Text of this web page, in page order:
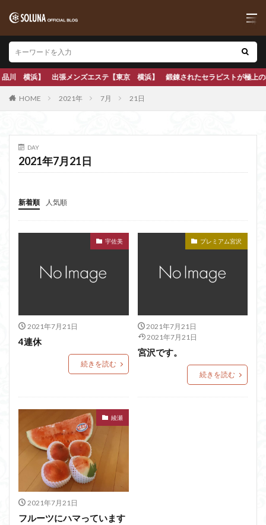
ステ【東京 横浜】 鍛錬されたセラピストが極上の本格アロママッサー
HOME 2021年 7月 21日
DAY
2021年7月21日
新着順 人気順
宇佐美
2021年7月21日
4連休
続きを読む
プレミアム宮沢
2021年7月21日
2021年7月21日
宮沢です。
続きを読む
綾瀬
2021年7月21日
フルーツにハマっています